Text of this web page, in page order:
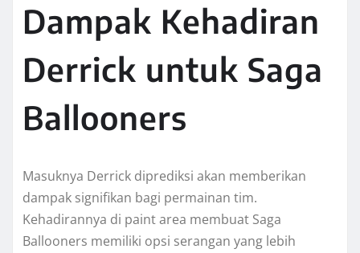
Dampak Kehadiran
Derrick untuk Saga
Ballooners
Masuknya Derrick diprediksi akan memberikan
dampak signifikan bagi permainan tim.
Kehadirannya di paint area membuat Saga
Ballooners memiliki opsi serangan yang lebih